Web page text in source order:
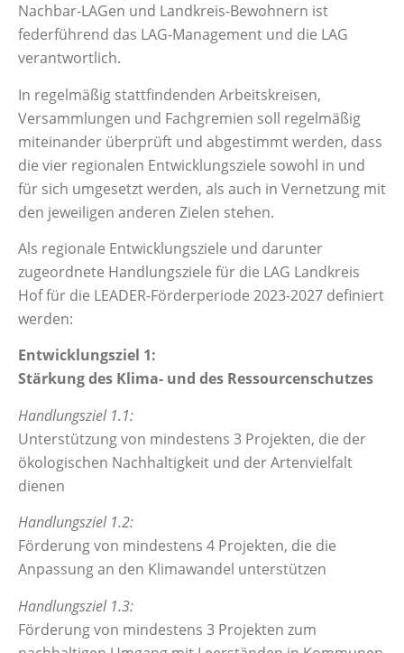
Nachbar-LAGen und Landkreis-Bewohnern ist
federführend das LAG-Management und die LAG
verantwortlich.
In regelmäßig stattfindenden Arbeitskreisen,
Versammlungen und Fachgremien soll regelmäßig
miteinander überprüft und abgestimmt werden, dass
die vier regionalen Entwicklungsziele sowohl in und
für sich umgesetzt werden, als auch in Vernetzung mit
den jeweiligen anderen Zielen stehen.
Als regionale Entwicklungsziele und darunter
zugeordnete Handlungsziele für die LAG Landkreis
Hof für die LEADER-Förderperiode 2023-2027 definiert
werden:
Entwicklungsziel 1:
Stärkung des Klima- und des Ressourcenschutzes
Handlungsziel 1.1:
Unterstützung von mindestens 3 Projekten, die der
ökologischen Nachhaltigkeit und der Artenvielfalt
dienen
Handlungsziel 1.2:
Förderung von mindestens 4 Projekten, die die
Anpassung an den Klimawandel unterstützen
Handlungsziel 1.3:
Förderung von mindestens 3 Projekten zum